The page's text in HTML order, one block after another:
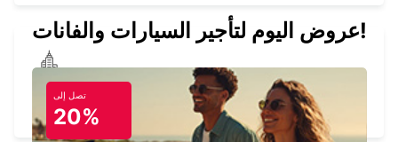
BRUSSELS ZAVENTEM DT IKC
ZAVENTEM - BELGIUM
عروض اليوم لتأجير السيارات والفانات!
تصل إلى
20%